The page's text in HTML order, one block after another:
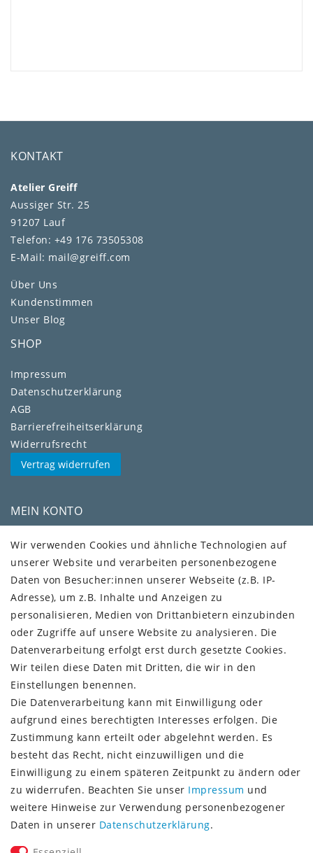
KONTAKT
Atelier Greiff
Aussiger Str. 25
91207 Lauf
Telefon: +49 176 73505308
E-Mail: mail@greiff.com
Über Uns
Kundenstimmen
Unser Blog
SHOP
Impressum
Daten­schutz­erklärung
AGB
Barrierefreiheitserklärung
Widerrufs­recht
Vertrag widerrufen
MEIN KONTO
Kundenkonto
VERSAND + SERVICE
Versandinformationen
Rückgabeinformationen
Zahlungsinformationen
Vorkasse (3% Rabatt)
Paypal
Kauf auf Rechnung (Paypalservice)
Lastschrift (Paypalservice)
Kreditkarte (Paypalservice)
SOCIAL MEDIA
Wir verwenden Cookies und ähnliche Technologien auf
unserer Website und verarbeiten personenbezogene
Daten von Besucher:innen unserer Webseite (z.B. IP-
Adresse), um z.B. Inhalte und Anzeigen zu
personalisieren, Medien von Drittanbietern einzubinden
oder Zugriffe auf unsere Website zu analysieren. Die
Datenverarbeitung erfolgt erst durch gesetzte Cookies.
Wir teilen diese Daten mit Dritten, die wir in den
Einstellungen benennen.
Die Datenverarbeitung kann mit Einwilligung oder
aufgrund eines berechtigten Interesses erfolgen. Die
Zustimmung kann erteilt oder abgelehnt werden. Es
besteht das Recht, nicht einzuwilligen und die
Einwilligung zu einem späteren Zeitpunkt zu ändern oder
zu widerrufen. Beachten Sie unser Impressum und
weitere Hinweise zur Verwendung personenbezogener
Daten in unserer Daten­schutz­erklärung.